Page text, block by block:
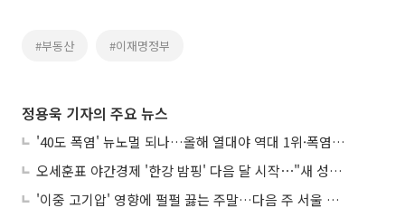
#부동산 #이재명정부
정용욱 기자의 주요 뉴스
'40도 폭염' 뉴노멀 되나…올해 열대야 역대 1위·폭염일수 평년 3배 넘어
오세훈표 야간경제 '한강 밤핑' 다음 달 시작⋯"새 성장동력 만들 것"
'이중 고기압' 영향에 펄펄 끓는 주말…다음 주 서울 포함 서쪽이 더 덥다